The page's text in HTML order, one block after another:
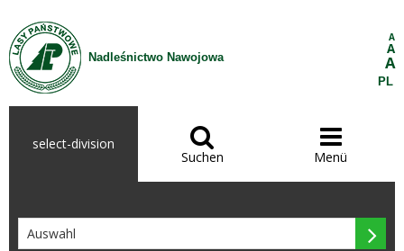
Zum Inhalt wechseln
Nadleśnictwo Nawojowa
A
A
A
PL
select-division 
Suchen

Menü
